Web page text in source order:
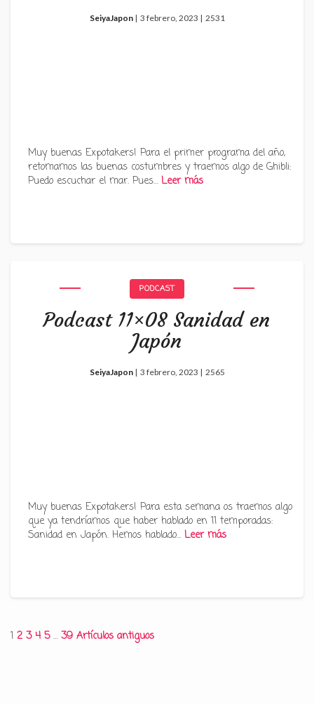
SeiyaJapon| 3 febrero, 2023 | 2531
Muy buenas Expotakers! Para el primer programa del año,
retomamos las buenas costumbres y traemos algo de Ghibli:
Puedo escuchar el mar. Pues… Leer más
PODCAST
Podcast 11×08 Sanidad en
Japón
SeiyaJapon| 3 febrero, 2023 | 2565
Muy buenas Expotakers! Para esta semana os traemos algo
que ya tendríamos que haber hablado en 11 temporadas:
Sanidad en Japón. Hemos hablado… Leer más
1 2 3 4 5 … 39 Artículos antiguos